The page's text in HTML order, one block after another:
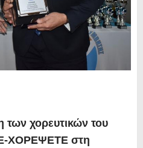
των χορευτικών του
ΧΟΡΕΨΕΤΕ στη